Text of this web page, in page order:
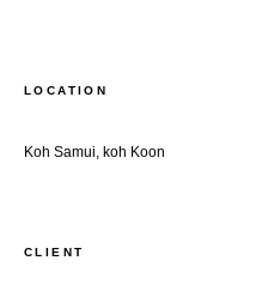
LOCATION
Koh Samui, koh Koon
CLIENT